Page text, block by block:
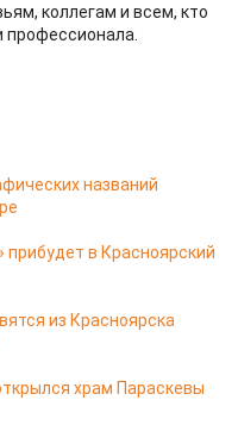
коллегам и всем, кто
профессионала.
названий
в Красноярский
из Красноярска
храм Параскевы